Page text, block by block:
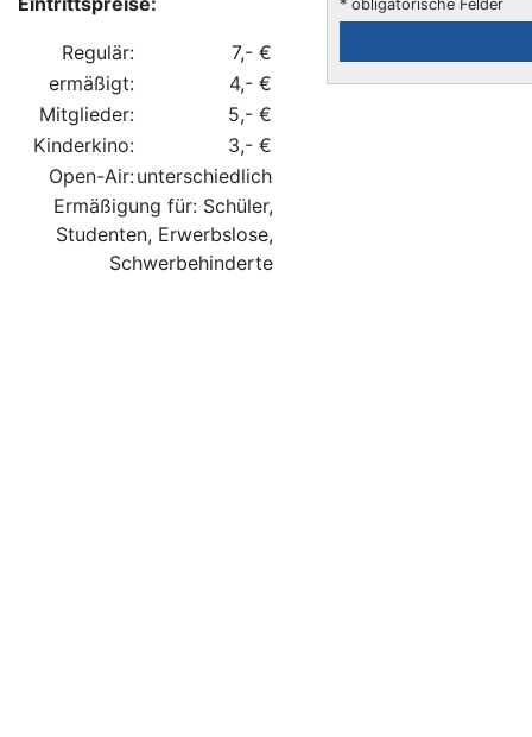
Regulär:
7,- €
ermäßigt:
4,- €
Mitglieder:
5,- €
Kinderkino:
3,- €
Open-Air:unterschiedlich
Ermäßigung für: Schüler,
Studenten, Erwerbslose,
Schwerbehinderte
* obligatorische Felder